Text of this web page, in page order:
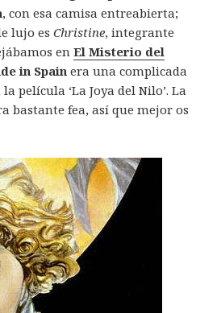
, con esa camisa entreabierta;
lujo esChristine, integrante
enEl Misterio del
in Spain era una complicada
película ‘La Joya del Nilo’. La
bastante fea, así que mejor os